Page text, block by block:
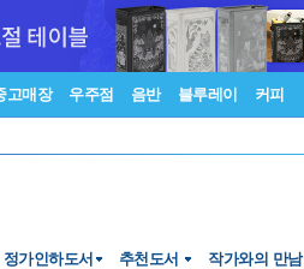
고매장 우주점 음반 블루레이 커피
정가인하도서 추천도서 작가와의 만남